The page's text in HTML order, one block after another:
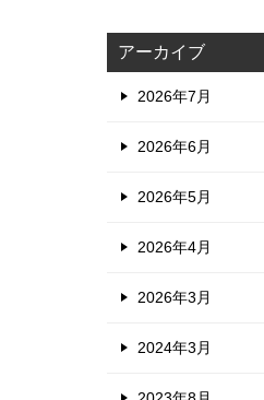
アーカイブ
2026年7月
2026年6月
2026年5月
2026年4月
2026年3月
2024年3月